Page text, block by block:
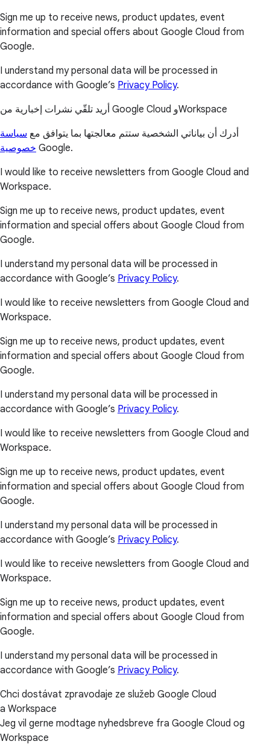
Sign me up to receive news, product updates, event
information and special offers about Google Cloud from
Google.
I understand my personal data will be processed in
accordance with Google’s Privacy Policy.
أريد تلقّي نشرات إخبارية من Google Cloud وWorkspace
أدرك أن بياناتي الشخصية ستتم معالجتها بما يتوافق مع سياسة
خصوصية Google.
I would like to receive newsletters from Google Cloud and
Workspace.
Sign me up to receive news, product updates, event
information and special offers about Google Cloud from
Google.
I understand my personal data will be processed in
accordance with Google’s Privacy Policy.
I would like to receive newsletters from Google Cloud and
Workspace.
Sign me up to receive news, product updates, event
information and special offers about Google Cloud from
Google.
I understand my personal data will be processed in
accordance with Google’s Privacy Policy.
I would like to receive newsletters from Google Cloud and
Workspace.
Sign me up to receive news, product updates, event
information and special offers about Google Cloud from
Google.
I understand my personal data will be processed in
accordance with Google’s Privacy Policy.
I would like to receive newsletters from Google Cloud and
Workspace.
Sign me up to receive news, product updates, event
information and special offers about Google Cloud from
Google.
I understand my personal data will be processed in
accordance with Google’s Privacy Policy.
Chci dostávat zpravodaje ze služeb Google Cloud
a Workspace
Jeg vil gerne modtage nyhedsbreve fra Google Cloud og
Workspace